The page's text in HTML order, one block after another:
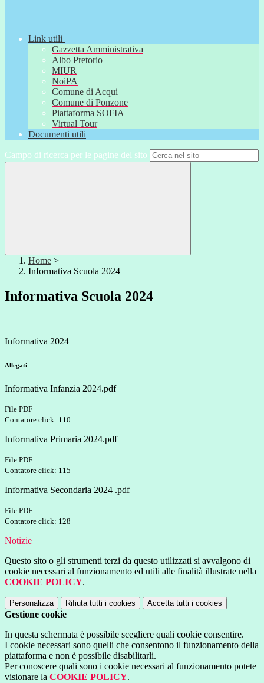
Link utili
Gazzetta Amministrativa
Albo Pretorio
MIUR
NoiPA
Comune di Acqui
Comune di Ponzone
Piattaforma SOFIA
Virtual Tour
Documenti utili
Campo di ricerca per le pagine del sito
Home >
Informativa Scuola 2024
Informativa Scuola 2024
Informativa 2024
Allegati
Informativa Infanzia 2024.pdf
File PDF
Contatore click: 110
Informativa Primaria 2024.pdf
File PDF
Contatore click: 115
Informativa Secondaria 2024 .pdf
File PDF
Contatore click: 128
Notizie
Questo sito o gli strumenti terzi da questo utilizzati si avvalgono di
cookie necessari al funzionamento ed utili alle finalità illustrate nella
COOKIE POLICY.
Personalizza Rifiuta tutti i cookies Accetta tutti i cookies
Gestione cookie
In questa schermata è possibile scegliere quali cookie consentire.
I cookie necessari sono quelli che consentono il funzionamento della
piattaforma e non è possibile disabilitarli.
Per conoscere quali sono i cookie necessari al funzionamento potete
visionare la COOKIE POLICY.